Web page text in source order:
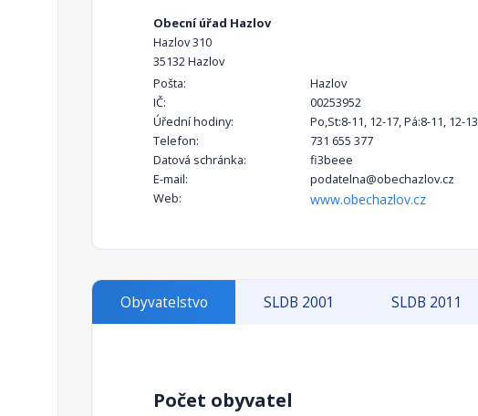
Obecní úřad Hazlov
Hazlov 310
35132 Hazlov
Pošta:
Hazlov
IČ:
00253952
Úřední hodiny:
Po,St:8-11, 12-17, Pá:8-11, 12-13
Telefon:
731 655 377
Datová schránka:
fi3beee
E-mail:
podatelna@obechazlov.cz
Web:
www.obechazlov.cz
Obyvatelstvo SLDB 2001 SLDB 2011
Počet obyvatel